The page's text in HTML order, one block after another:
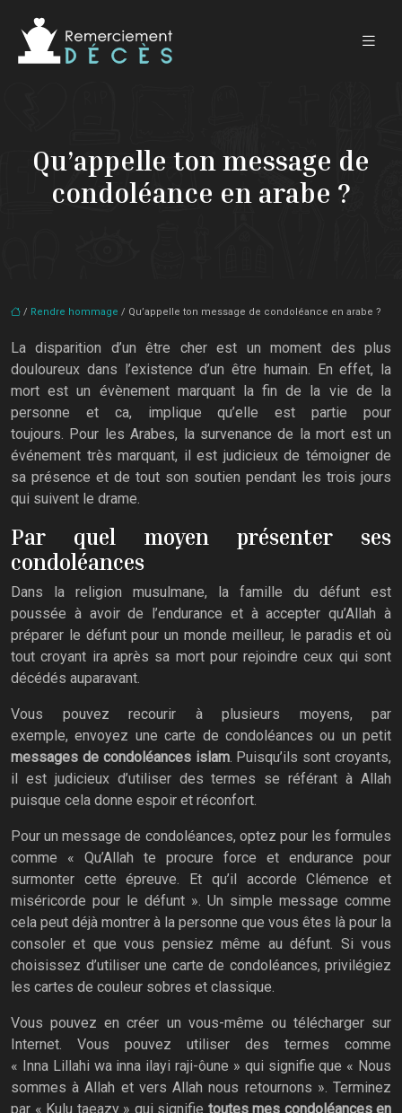
Qu’appelle ton message de
condoléance en arabe ?
/ Rendre hommage / Qu’appelle ton message de condoléance en arabe ?
La disparition d’un être cher est un moment des plus
douloureux dans l’existence d’un être humain. En effet, la
mort est un évènement marquant la fin de la vie de la
personne et ca, implique qu’elle est partie pour
toujours. Pour les Arabes, la survenance de la mort est un
événement très marquant, il est judicieux de témoigner de
sa présence et de tout son soutien pendant les trois jours
qui suivent le drame.
Par quel moyen présenter ses
condoléances
Dans la religion musulmane, la famille du défunt est
poussée à avoir de l’endurance et à accepter qu’Allah à
préparer le défunt pour un monde meilleur, le paradis et où
tout croyant ira après sa mort pour rejoindre ceux qui sont
décédés auparavant.
Vous pouvez recourir à plusieurs moyens, par
exemple, envoyez une carte de condoléances ou un petit
messages de condoléances islam. Puisqu’ils sont croyants,
il est judicieux d’utiliser des termes se référant à Allah
puisque cela donne espoir et réconfort.
Pour un message de condoléances, optez pour les formules
comme « Qu’Allah te procure force et endurance pour
surmonter cette épreuve. Et qu’il accorde Clémence et
miséricorde pour le défunt ». Un simple message comme
cela peut déjà montrer à la personne que vous êtes là pour la
consoler et que vous pensiez même au défunt. Si vous
choisissez d’utiliser une carte de condoléances, privilégiez
les cartes de couleur sobres et classique.
Vous pouvez en créer un vous-même ou télécharger sur
Internet. Vous pouvez utiliser des termes comme
« Inna Lillahi wa inna ilayi raji-ôune » qui signifie que « Nous
sommes à Allah et vers Allah nous retournons ». Terminez
par « Kulu taeazy » qui signifie toutes mes condoléances en